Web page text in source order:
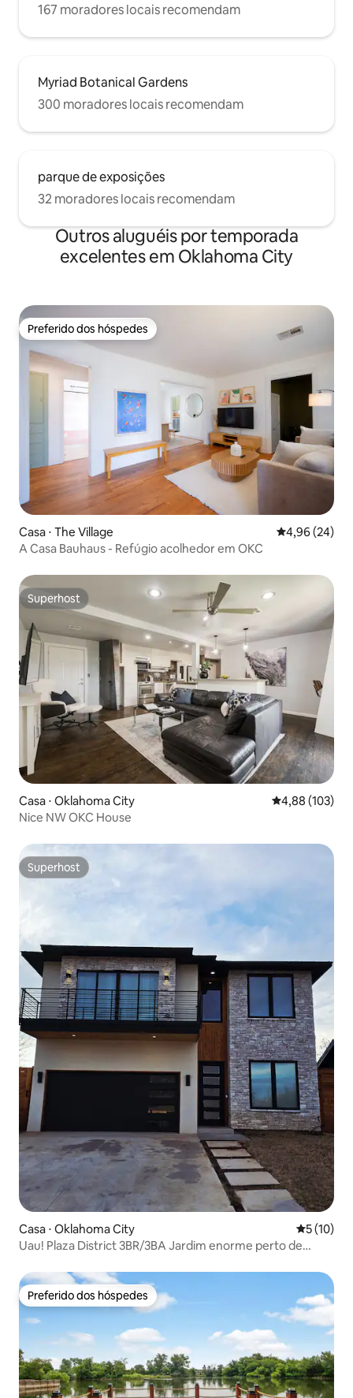
167 moradores locais recomendam
Myriad Botanical Gardens
300 moradores locais recomendam
parque de exposições
32 moradores locais recomendam
Outros aluguéis por temporada
excelentes em Oklahoma City
Preferido dos hóspedes
Preferido dos hóspedes
Casa ⋅ The Village 4,96 de uma
4,96 (24)
A Casa Bauhaus - Refúgio acolhedor em OKC
Superhost
Superhost
Casa ⋅ Oklahoma City 4,88 de uma
4,88 (103)
Nice NW OKC House
Superhost
Superhost
Casa ⋅ Oklahoma City 5 de uma
5 (10)
Uau! Plaza District 3BR/3BA Jardim enorme perto de
Preferido dos hóspedes
Preferido dos hóspedes